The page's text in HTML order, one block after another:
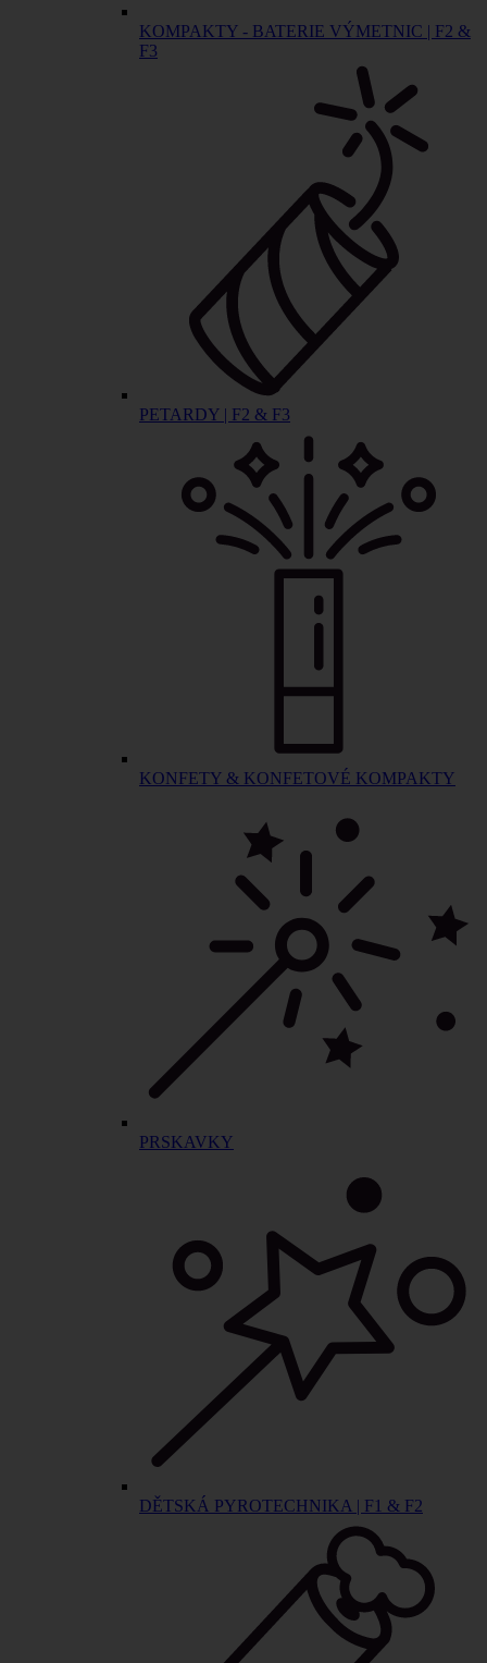
KOMPAKTY - BATERIE VÝMETNIC | F2 &
F3
PETARDY | F2 & F3
KONFETY & KONFETOVÉ KOMPAKTY
PRSKAVKY
DĚTSKÁ PYROTECHNIKA | F1 & F2